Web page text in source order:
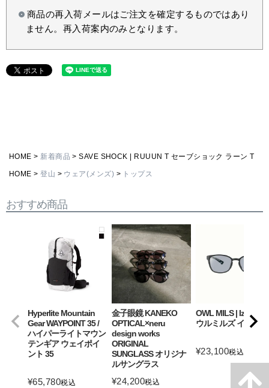
商品の再入荷メールはご注文を確定するものではあり
ません。再入荷案内のみとなります。
HOME 新着商品 SAVE SHOCK | RUUUN T セーブショック ラーン T
HOME 登山 ウェア(メンズ) トップス
おすすめ商品
Hyperlite Mountain
Gear WAYPOINT 35 /
ハイパーライトマウン
テンギア ウェイポイ
ント 35
¥65,780税込
金子眼鏡 KANEKO
OPTICAL×neru
design works
ORIGINAL
SUNGLASS オリジナ
ルサングラス
¥24,200税込
OWL MILS | Izanagi
ウルミルズ イザナギ
¥23,100税込
詳細を見る